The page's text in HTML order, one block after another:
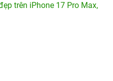
trên iPhone 17 Pro Max,